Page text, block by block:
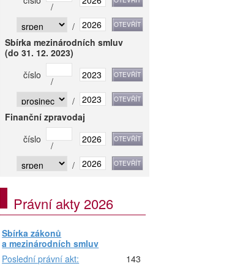
/
/
Sbírka mezinárodních smluv
(do 31. 12. 2023)
číslo
/
/
Finanční zpravodaj
číslo
/
/
Právní akty 2026
Sbírka zákonů
a mezinárodních smluv
Poslední právní akt:
143